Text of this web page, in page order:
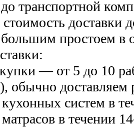
до транспортной
доставки
большим простоем в
— от 5 до 10
обычно
систем в
в течении